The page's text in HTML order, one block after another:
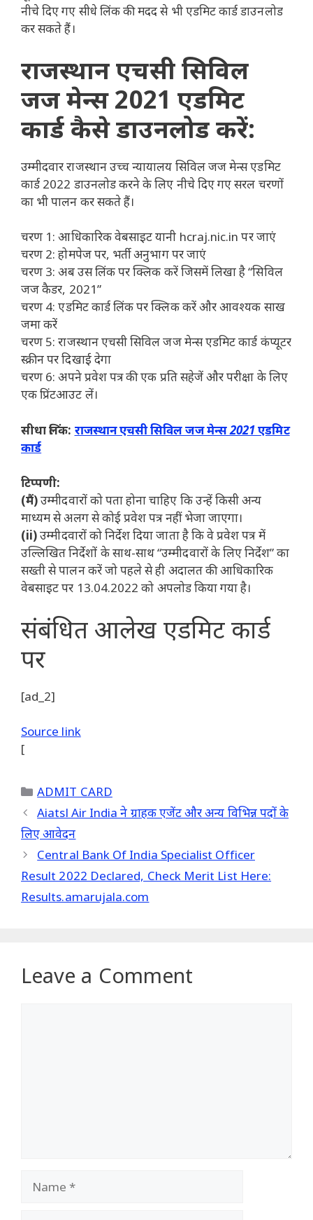
नीचे दिए गए सीधे लिंक की मदद से भी एडमिट कार्ड डाउनलोड
कर सकते हैं।
राजस्थान एचसी सिविल
जज मेन्स 2021 एडमिट
कार्ड कैसे डाउनलोड करें:
उम्मीदवार राजस्थान उच्च न्यायालय सिविल जज मेन्स एडमिट
कार्ड 2022 डाउनलोड करने के लिए नीचे दिए गए सरल चरणों
का भी पालन कर सकते हैं।
चरण 1: आधिकारिक वेबसाइट यानी hcraj.nic.in पर जाएं
चरण 2: होमपेज पर, भर्ती अनुभाग पर जाएं
चरण 3: अब उस लिंक पर क्लिक करें जिसमें लिखा है “सिविल
जज कैडर, 2021”
चरण 4: एडमिट कार्ड लिंक पर क्लिक करें और आवश्यक साख
जमा करें
चरण 5: राजस्थान एचसी सिविल जज मेन्स एडमिट कार्ड कंप्यूटर
स्क्रीन पर दिखाई देगा
चरण 6: अपने प्रवेश पत्र की एक प्रति सहेजें और परीक्षा के लिए
एक प्रिंटआउट लें।
सीधा लिंक: राजस्थान एचसी सिविल जज मेन्स 2021 एडमिट
कार्ड
टिप्पणी:
(मैं)उम्मीदवारों को पता होना चाहिए कि उन्हें किसी अन्य
माध्यम से अलग से कोई प्रवेश पत्र नहीं भेजा जाएगा।
(ii)उम्मीदवारों को निर्देश दिया जाता है कि वे प्रवेश पत्र में
उल्लिखित निर्देशों के साथ-साथ “उम्मीदवारों के लिए निर्देश” का
सख्ती से पालन करें जो पहले से ही अदालत की आधिकारिक
वेबसाइट पर 13.04.2022 को अपलोड किया गया है।
संबंधित आलेख एडमिट कार्ड
पर
[ad_2]
Source link
[
Categories
ADMIT CARD
Aiatsl Air India ने ग्राहक एजेंट और अन्य विभिन्न पदों के
लिए आवेदन
Central Bank Of India Specialist Officer
Result 2022 Declared, Check Merit List Here:
Results.amarujala.com
Leave a Comment